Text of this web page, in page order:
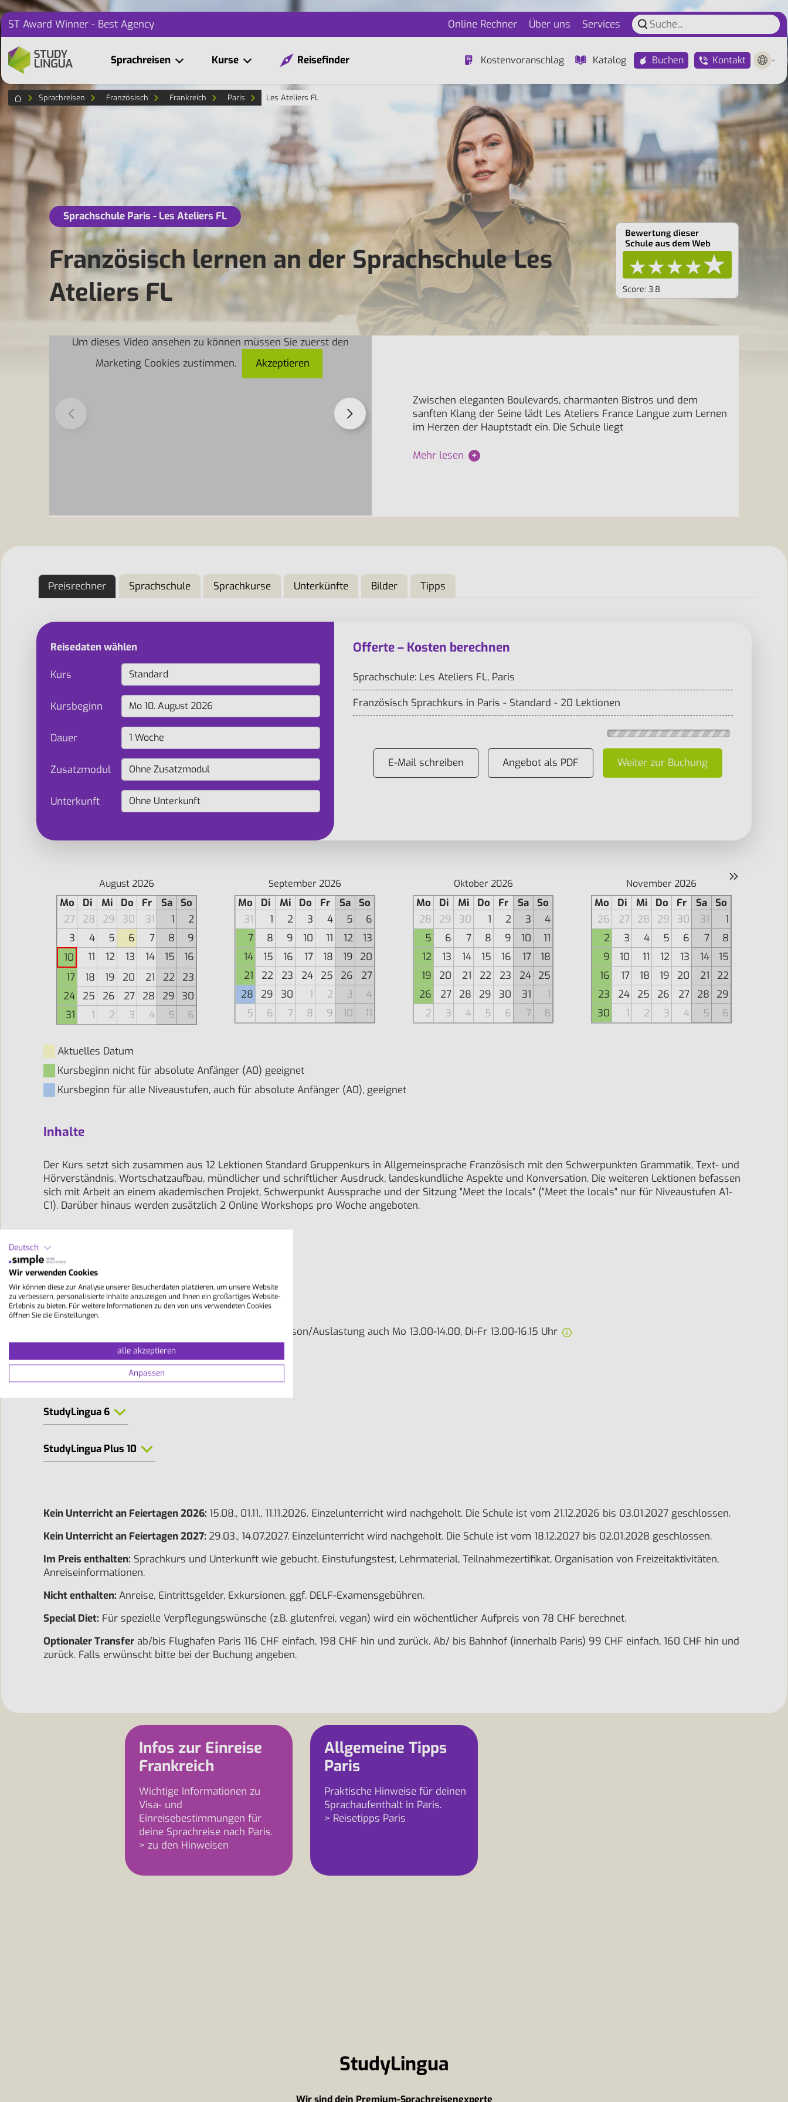
ST Award Winner - Best Agency Online Rechner Über uns Services
Sprachreisen Kurse Reisefinder Kostenvoranschlag Katalog Buchen Kontakt
Sprachreisen Französisch Frankreich Paris Les Ateliers FL
Sprachschule Paris - Les Ateliers FL
Französisch lernen an der Sprachschule Les
Ateliers FL
Score: 3.8
Um dieses Video ansehen zu können müssen Sie zuerst den
Marketing Cookies zustimmen.
Akzeptieren
Zwischen eleganten Boulevards, charmanten Bistros und dem
sanften Klang der Seine lädt Les Ateliers France Langue zum Lernen
im Herzen der Hauptstadt ein. Die Schule liegt
Mehr lesen +
Preisrechner Sprachschule Sprachkurse Unterkünfte Bilder Tipps
Reisedaten wählen
Kurs
Kursbeginn
Dauer
Zusatzmodul
Unterkunft
Offerte – Kosten berechnen
Sprachschule: Les Ateliers FL, Paris
Französisch Sprachkurs in Paris - Standard - 20 Lektionen
E-Mail schreiben Angebot als PDF Weiter zur Buchung
»
August 2026
Mo Di Mi Do Fr Sa
So
27
28 29 30 31 1
2
3
4 5 6 7 8
9
10
11 12 13 14 15
16
17
18 19 20 21 22
23
24
25 26 27 28 29 30
31
1 2 3 4 5 6
September 2026
Mo Di Mi Do Fr Sa
So
31
1 2 3 4 5
6
7
8 9 10 11 12
13
14
15 16 17 18 19
20
21
22 23 24 25 26
27
28
29 30 1 2 3
4
5
6 7 8 9 10 11
Oktober 2026
Mo Di Mi Do Fr Sa
So
28
29 30 1 2 3
4
5
6 7 8 9 10
11
12
13 14 15 16 17
18
19
20 21 22 23 24 25
26
27 28 29 30 31
1
2
3 4 5 6 7 8
November 2026
Mo Di Mi Do Fr Sa
So
26
27 28 29 30 31
1
2
3 4 5 6 7
8
9
10 11 12 13 14
15
16
17 18 19 20 21
22
23
24 25 26 27 28
29
30
1 2 3 4 5 6
Aktuelles Datum
Kursbeginn nicht für absolute Anfänger (A0) geeignet
Kursbeginn für alle Niveaustufen, auch für absolute Anfänger (A0), geeignet
Inhalte
Der Kurs setzt sich zusammen aus 12 Lektionen Standard Gruppenkurs in Allgemeinsprache Französisch mit den Schwerpunkten Grammatik, Text- und
Hörverständnis, Wortschatzaufbau, mündlicher und schriftlicher Ausdruck, landeskundliche Aspekte und Konversation. Die weiteren Lektionen befassen
sich mit Arbeit an einem akademischen Projekt, Schwerpunkt Aussprache und der Sitzung "Meet the locals" ("Meet the locals" nur für Niveaustufen A1-
C1). Darüber hinaus werden zusätzlich 2 Online Workshops pro Woche angeboten.
Niveau-Stufen:
Gruppengröße:
8 - 12
Dauer:
1 - 24 Wochen
Mo-Fr 09.00-12.15 Uhr; je nach Saison/Auslastung auch Mo 13.00-14.00, Di-Fr 13.00-16.15 Uhr
StudyLingua 6
StudyLingua Plus 10
Kein Unterricht an Feiertagen 2026: 15.08., 01.11., 11.11.2026. Einzelunterricht wird nachgeholt. Die Schule ist vom 21.12.2026 bis 03.01.2027 geschlossen.
Kein Unterricht an Feiertagen 2027: 29.03., 14.07.2027. Einzelunterricht wird nachgeholt. Die Schule ist vom 18.12.2027 bis 02.01.2028 geschlossen.
Im Preis enthalten: Sprachkurs und Unterkunft wie gebucht, Einstufungstest, Lehrmaterial, Teilnahmezertifikat, Organisation von Freizeitaktivitäten,
Anreiseinformationen.
Nicht enthalten: Anreise, Eintrittsgelder, Exkursionen, ggf. DELF-Examensgebühren.
Special Diet: Für spezielle Verpflegungswünsche (z.B. glutenfrei, vegan) wird ein wöchentlicher Aufpreis von 78 CHF berechnet.
Optionaler Transfer ab/bis Flughafen Paris 116 CHF einfach, 198 CHF hin und zurück. Ab/ bis Bahnhof (innerhalb Paris) 99 CHF einfach, 160 CHF hin und
zurück. Falls erwünscht bitte bei der Buchung angeben.
Infos zur Einreise
Frankreich
Wichtige Informationen zu
Visa- und
Einreisebestimmungen für
deine Sprachreise nach Paris.
> zu den Hinweisen
Allgemeine Tipps
Paris
Praktische Hinweise für deinen
Sprachaufenthalt in Paris.
> Reisetipps Paris
StudyLingua
Deutsch
Wir verwenden Cookies
Wir können diese zur Analyse unserer Besucherdaten platzieren, um unsere Website
zu verbessern, personalisierte Inhalte anzuzeigen und Ihnen ein großartiges Website-
Erlebnis zu bieten. Für weitere Informationen zu den von uns verwendeten Cookies
öffnen Sie die Einstellungen.
alle akzeptieren
Anpassen